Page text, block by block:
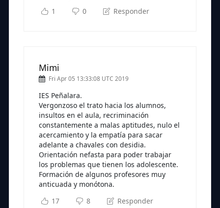
1
0 Responder
Mimi
Fri Apr 05 13:33:08 UTC 2019
IES Peñalara.
Vergonzoso el trato hacia los alumnos,
insultos en el aula, recriminación
constantemente a malas aptitudes, nulo el
acercamiento y la empatía para sacar
adelante a chavales con desidia.
Orientación nefasta para poder trabajar
los problemas que tienen los adolescente.
Formación de algunos profesores muy
anticuada y monótona.
17
8 Responder